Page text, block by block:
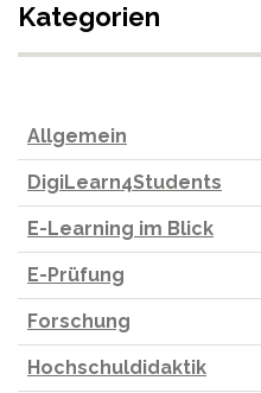
Kategorien
Allgemein
DigiLearn4Students
E-Learning im Blick
E-Prüfung
Forschung
Hochschuldidaktik